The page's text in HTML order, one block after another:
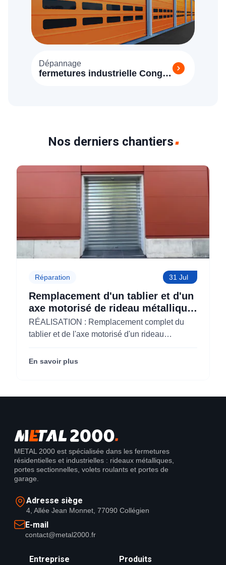
Dépannage
fermetures industrielle Congis
Nos derniers chantiers
Réparation 31 Jul
Remplacement d'un tablier et d'un
axe motorisé de rideau métallique
pour M'CHADAL (Optical Center)
(95)
RÉALISATION : Remplacement complet du
tablier et de l'axe motorisé d'un rideau
Center) (95290).
En savoir plus
METAL 2000 est spécialisée dans les fermetures
résidentielles et industrielles : rideaux métalliques,
portes sectionnelles, volets roulants et portes de
garage.
Adresse siège
4, Allée Jean Monnet, 77090 Collégien
E-mail
contact@metal2000.fr
Entreprise Produits